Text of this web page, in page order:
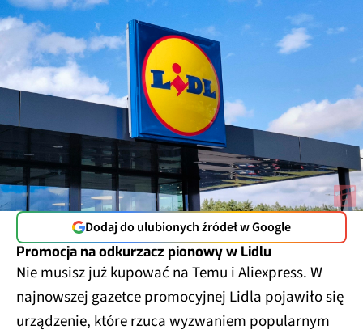
Dodaj do ulubionych źródeł w Google
Promocja na odkurzacz pionowy w Lidlu
Nie musisz już kupować na Temu i Aliexpress. W
najnowszej gazetce promocyjnej Lidla pojawiło się
urządzenie, które rzuca wyzwaniem popularnym